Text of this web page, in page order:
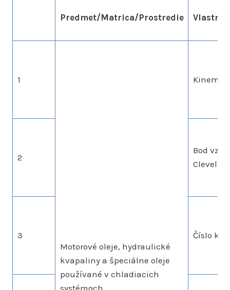
Predmet/Matrica/Prostredie
1
Motorové oleje, hydraulické
kvapaliny a špeciálne oleje
používané v chladiacich
systémoch
2
Bod
3 Číslo